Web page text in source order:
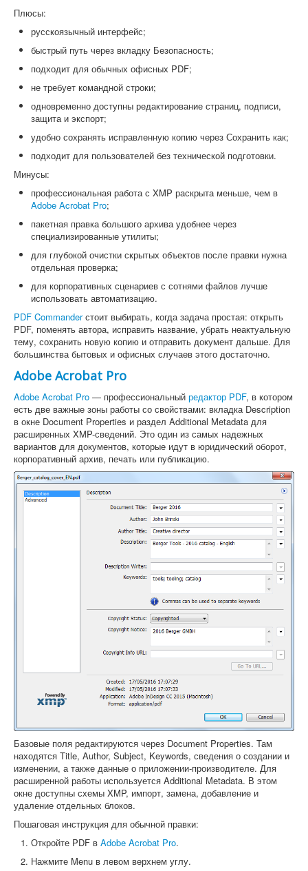
Плюсы:
русскоязычный интерфейс;
быстрый путь через вкладку Безопасность;
подходит для обычных офисных PDF;
не требует командной строки;
одновременно доступны редактирование страниц, подписи,
защита и экспорт;
удобно сохранять исправленную копию через Сохранить как;
подходит для пользователей без технической подготовки.
Минусы:
профессиональная работа с XMP раскрыта меньше, чем в
Adobe Acrobat Pro;
пакетная правка большого архива удобнее через
специализированные утилиты;
для глубокой очистки скрытых объектов после правки нужна
отдельная проверка;
для корпоративных сценариев с сотнями файлов лучше
использовать автоматизацию.
PDF Commanderстоит выбирать, когда задача простая: открыть
PDF, поменять автора, исправить название, убрать неактуальную
тему, сохранить новую копию и отправить документ дальше. Для
большинства бытовых и офисных случаев этого достаточно.
Adobe Acrobat Pro
Adobe Acrobat Pro — профессиональный редактор PDF, в котором
есть две важные зоны работы со свойствами: вкладка Description
в окне Document Properties и раздел Additional Metadata для
расширенных XMP-сведений. Это один из самых надежных
вариантов для документов, которые идут в юридический оборот,
корпоративный архив, печать или публикацию.
Базовые поля редактируются через Document Properties. Там
находятся Title, Author, Subject, Keywords, сведения о создании и
изменении, а также данные о приложении-производителе. Для
расширенной работы используется Additional Metadata. В этом
окне доступны схемы XMP, импорт, замена, добавление и
удаление отдельных блоков.
Пошаговая инструкция для обычной правки:
Откройте PDF в Adobe Acrobat Pro.
Нажмите Menu в левом верхнем углу.